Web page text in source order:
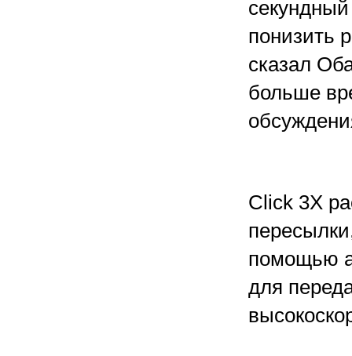
понизить
сказал
больше
Click 3X
помощью
для